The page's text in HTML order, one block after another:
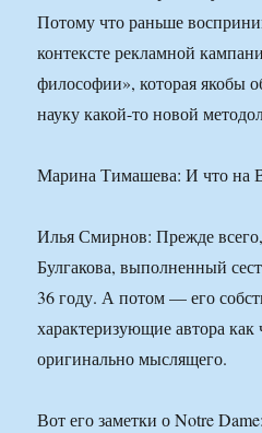
Потому что раньше
контексте рекламной
философии», которая якобы
науку какой-то новой
Марина Тимашева: И что на
Илья Смирнов: Прежде
Булгакова, выполненный
36 году. А потом — его
характеризующие автора как
оригинально мыслящего.
Вот его заметки о Notre